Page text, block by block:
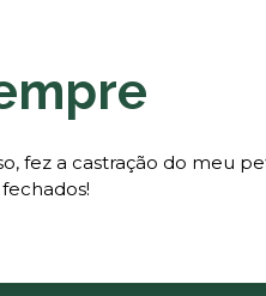
fez a castração do meu